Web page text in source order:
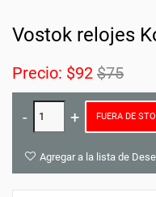
Vostok relojes
Precio: $92 $75
FUERA DE
Agregar a la lista de